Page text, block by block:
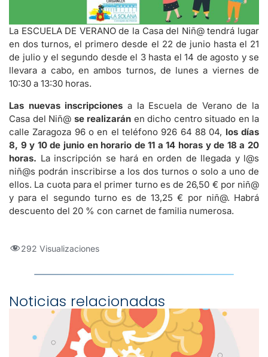
La ESCUELA DE VERANO de la Casa del Niñ@ tendrá lugar
en dos turnos, el primero desde el 22 de junio hasta el 21
de julio y el segundo desde el 3 hasta el 14 de agosto y se
llevara a cabo, en ambos turnos, de lunes a viernes de
10:30 a 13:30 horas.
Las nuevas inscripciones a la Escuela de Verano de la
Casa del Niñ@ se realizarán en dicho centro situado en la
calle Zaragoza 96 o en el teléfono 926 64 88 04, los días
8, 9 y 10 de junio en horario de 11 a 14 horas y de 18 a 20
horas. La inscripción se hará en orden de llegada y l@s
niñ@s podrán inscribirse a los dos turnos o solo a uno de
ellos. La cuota para el primer turno es de 26,50 € por niñ@
y para el segundo turno es de 13,25 € por niñ@. Habrá
descuento del 20 % con carnet de familia numerosa.
292 Visualizaciones
Noticias relacionadas